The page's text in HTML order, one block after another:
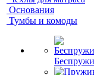
Основания
Тумбы и комоды